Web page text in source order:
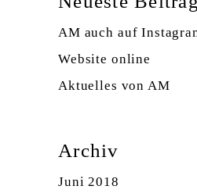
AM auch auf
Website online
Aktuelles von AM
Archiv
Juni 2018